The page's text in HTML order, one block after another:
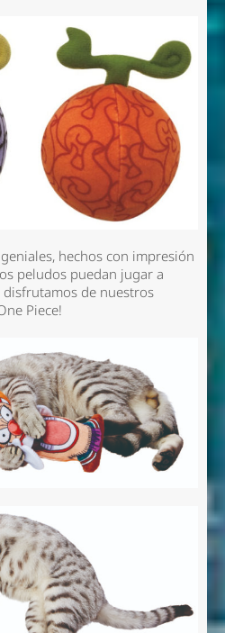
hechos con impresión
peludos puedan jugar a
de nuestros
Piece!